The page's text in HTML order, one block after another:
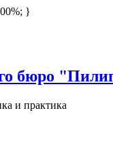
online casinos
}
бюро
и практика